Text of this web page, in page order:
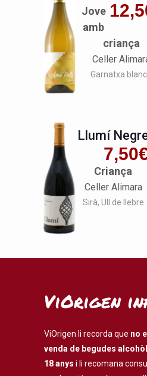
Jove
amb
criança
Celler
Garnatxa
Llumí
7,50
Criança
Celler Alimara
Sirà Ull de llebre
ViOrigen
ViOrigen li recorda que no
venda de begudes
18 anys i li recomana